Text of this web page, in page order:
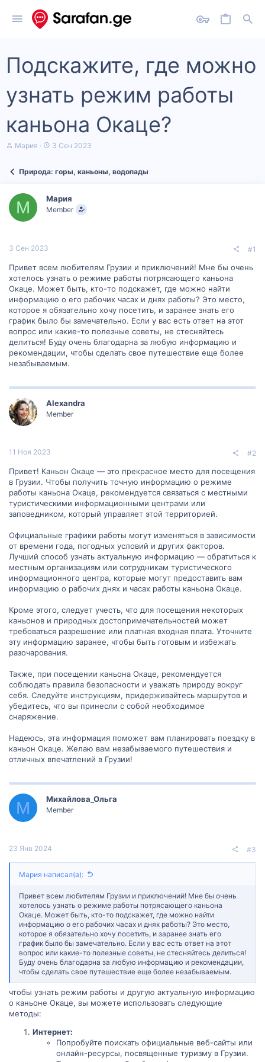
Подскажите, где можно
узнать режим работы
каньона Окаце?
А
т
е
м
ы
Мария
Д
а
ч
а
3 Сен 2023
Природа: горы, каньоны, водопады
М Мария
Member
3 Сен 2023 #1
Привет всем любителям Грузии и приключений! Мне бы очень
хотелось узнать о режиме работы потрясающего каньона
Окаце. Может быть, кто-то подскажет, где можно найти
информацию о его рабочих часах и днях работы? Это место,
которое я обязательно хочу посетить, и заранее знать его
график было бы замечательно. Если у вас есть ответ на этот
вопрос или какие-то полезные советы, не стесняйтесь
делиться! Буду очень благодарна за любую информацию и
рекомендации, чтобы сделать свое путешествие еще более
незабываемым.
Alexandra
Member
11 Ноя 2023 #2
Привет! Каньон Окаце — это прекрасное место для посещения
в Грузии. Чтобы получить точную информацию о режиме
работы каньона Окаце, рекомендуется связаться с местными
туристическими информационными центрами или
заповедником, который управляет этой территорией.
Официальные графики работы могут изменяться в зависимости
от времени года, погодных условий и других факторов.
Лучший способ узнать актуальную информацию — обратиться к
местным организациям или сотрудникам туристического
информационного центра, которые могут предоставить вам
информацию о рабочих днях и часах работы каньона Окаце.
Кроме этого, следует учесть, что для посещения некоторых
каньонов и природных достопримечательностей может
требоваться разрешение или платная входная плата. Уточните
эту информацию заранее, чтобы быть готовым и избежать
разочарования.
Также, при посещении каньона Окаце, рекомендуется
соблюдать правила безопасности и уважать природу вокруг
себя. Следуйте инструкциям, придерживайтесь маршрутов и
убедитесь, что вы принесли с собой необходимое
снаряжение.
Надеюсь, эта информация поможет вам планировать поездку в
каньон Окаце. Желаю вам незабываемого путешествия и
отличных впечатлений в Грузии!
М Михайлова_Ольга
Member
23 Янв 2024 #3
Мария написал(а):
Привет всем любителям Грузии и приключений! Мне бы очень
хотелось узнать о режиме работы потрясающего каньона
Окаце. Может быть, кто-то подскажет, где можно найти
информацию о его рабочих часах и днях работы? Это место,
которое я обязательно хочу посетить, и заранее знать его
график было бы замечательно. Если у вас есть ответ на этот
вопрос или какие-то полезные советы, не стесняйтесь делиться!
Буду очень благодарна за любую информацию и рекомендации,
чтобы сделать свое путешествие еще более незабываемым.
чтобы узнать режим работы и другую актуальную информацию
о каньоне Окаце, вы можете использовать следующие
методы:
Интернет:
Попробуйте поискать официальные веб-сайты или
онлайн-ресурсы, посвященные туризму в Грузии.